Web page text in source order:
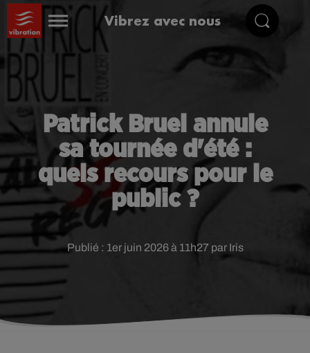
Vibrez avec nous
Patrick Bruel annule
sa tournée d'été :
quels recours pour le
public ?
Publié : 1er juin 2026 à 11h27 par Iris